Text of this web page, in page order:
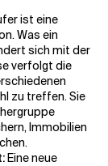
ist eine
Was ein
sich mit der
verfolgt die
zu treffen. Sie
Immobilien
Eine neue